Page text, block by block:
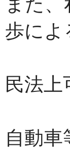
歩によ
民法
自動